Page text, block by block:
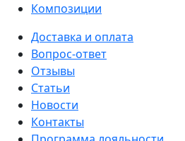
Композиции
Доставка и оплата
Вопрос-ответ
Отзывы
Статьи
Новости
Контакты